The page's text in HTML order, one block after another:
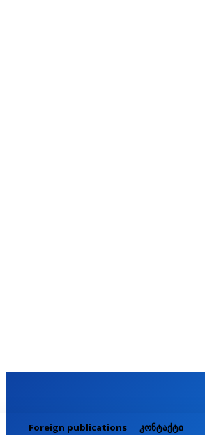
Foreign publications კონტაქტი